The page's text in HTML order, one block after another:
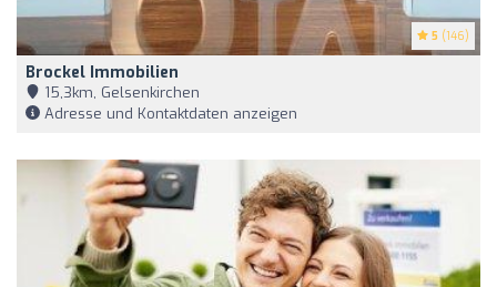
5 (146)
Brockel Immobilien
15,3km, Gelsenkirchen
Adresse und Kontaktdaten anzeigen